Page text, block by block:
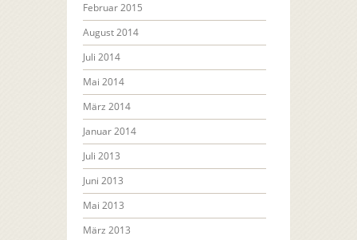
Februar 2015
August 2014
Juli 2014
Mai 2014
März 2014
Januar 2014
Juli 2013
Juni 2013
Mai 2013
März 2013